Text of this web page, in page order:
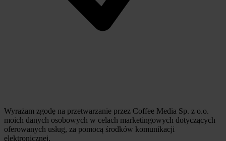
Wyrażam zgodę na przetwarzanie przez Coffee Media Sp. z o.o.
moich danych osobowych w celach marketingowych dotyczących
oferowanych usług, za pomocą środków komunikacji
elektronicznej.